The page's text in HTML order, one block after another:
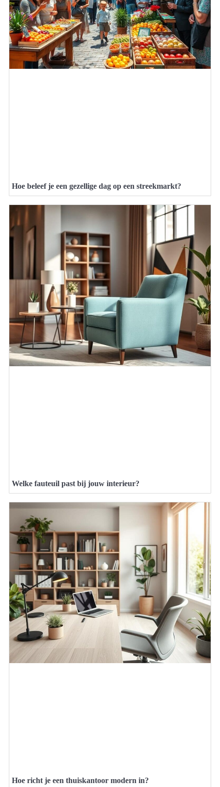
Hoe beleef je een gezellige dag op een streekmarkt?
Welke fauteuil past bij jouw interieur?
Hoe richt je een thuiskantoor modern in?